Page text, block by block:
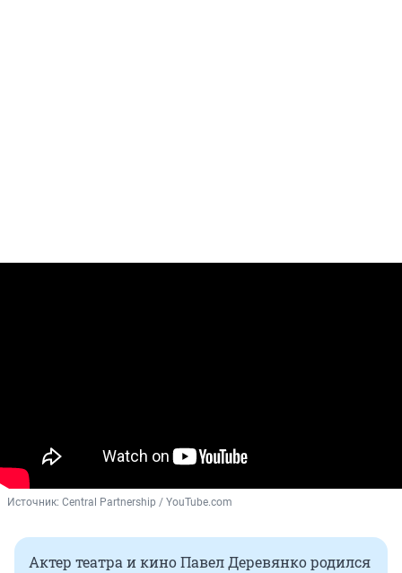
Источник: Central Partnership / YouTube.com
Актер театра и кино Павел Деревянко родился